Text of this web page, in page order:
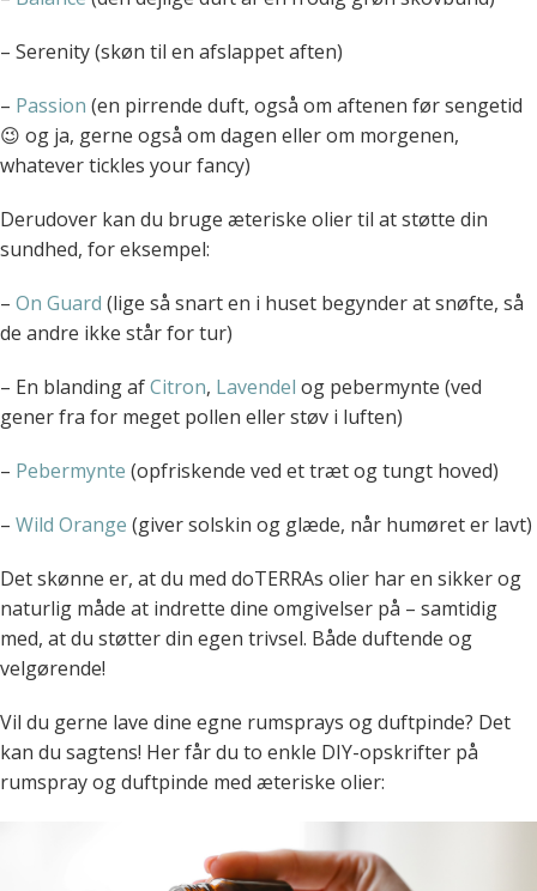
– Serenity (skøn til en afslappet aften)
– Passion (en pirrende duft, også om aftenen før sengetid
😉 og ja, gerne også om dagen eller om morgenen,
whatever tickles your fancy)
Derudover kan du bruge æteriske olier til at støtte din
sundhed, for eksempel:
– On Guard (lige så snart en i huset begynder at snøfte, så
de andre ikke står for tur)
– En blanding afCitron, Lavendel og pebermynte (ved
gener fra for meget pollen eller støv i luften)
– Pebermynte (opfriskende ved et træt og tungt hoved)
– Wild Orange (giver solskin og glæde, når humøret er lavt)
Det skønne er, at du med doTERRAs olier har en sikker og
naturlig måde at indrette dine omgivelser på – samtidig
med, at du støtter din egen trivsel. Både duftende og
velgørende!
Vil du gerne lave dine egne rumsprays og duftpinde? Det
kan du sagtens! Her får du to enkle DIY-opskrifter på
rumspray og duftpinde med æteriske olier: